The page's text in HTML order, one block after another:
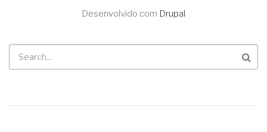
NAVEGAÇÃO
Desenvolvido com Drupal